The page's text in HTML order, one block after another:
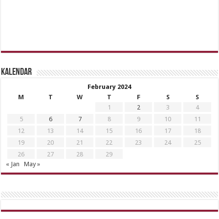
Kalendar
February 2024
M
T W T F S
S
1
2 3
4
5
6 7 8 9 10
11
12
13 14 15 16 17
18
19
20 21 22 23 24
25
26
27 28
29
« Jan
May »